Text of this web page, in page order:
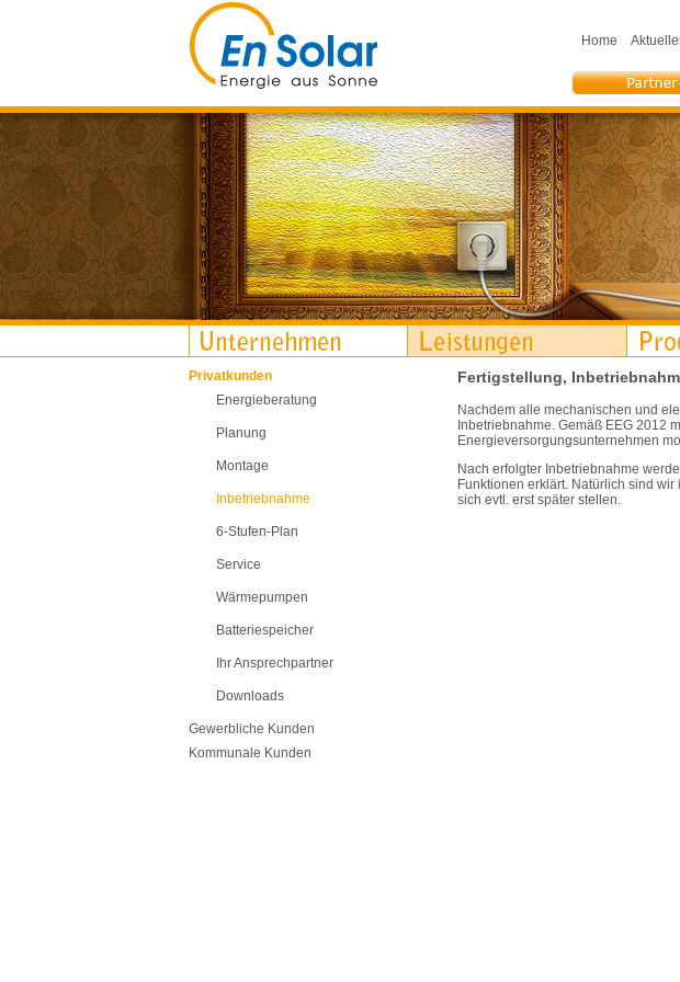
Home
Privatkunden
Energieberatung
Planung
Montage
Inbetriebnahme
6-Stufen-Plan
Service
Wärmepumpen
Batteriespeicher
Ihr Ansprechpartner
Downloads
Gewerbliche Kunden
Kommunale Kunden
Fertigstellung,
Nachdem alle mechanischen und
Inbetriebnahme. Gemäß EEG 2012
Energieversorgungsunternehmen
Nach erfolgter Inbetriebnahme
Funktionen erklärt. Natürlich sind
sich evtl. erst später stellen.